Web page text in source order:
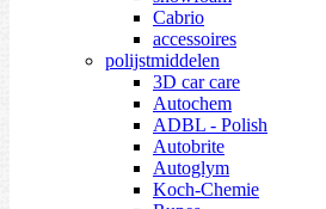
Cabrio
accessoires
polijstmiddelen
3D car care
Autochem
ADBL - Polish
Autobrite
Autoglym
Koch-Chemie